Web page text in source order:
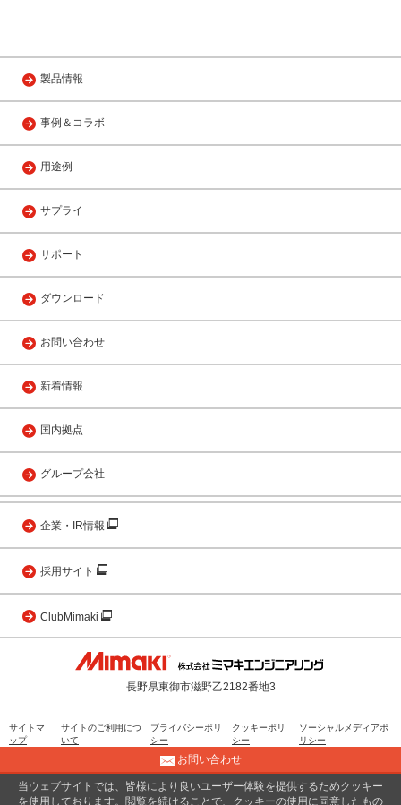
製品情報
事例＆コラボ
用途例
サプライ
サポート
ダウンロード
お問い合わせ
新着情報
国内拠点
グループ会社
企業・IR情報
採用サイト
ClubMimaki
長野県東御市滋野乙2182番地3
サイトマ
ップ
サイトのご利用につ
いて
プライバシーポリ
シー
クッキーポリ
シー
ソーシャルメディアポ
リシー
© 2001 MIMAKI ENGINEERING CO., LTD.
お問い合わせ
当ウェブサイトでは、皆様により良いユーザー体験を提供するためクッキー
を使用しております。閲覧を続けることで、クッキーの使用に同意したもの